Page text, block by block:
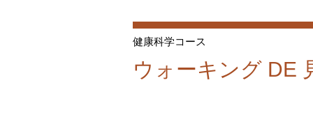
健康科学コース
ウォーキング DE